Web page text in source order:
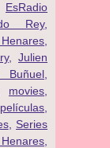
EsRadio
Rey,
, Julien
Buñuel
movies
películas
, Series